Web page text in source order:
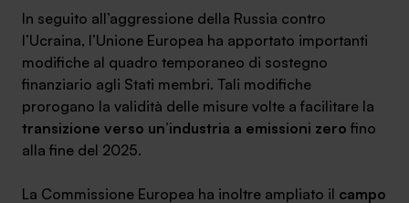
In seguito all’aggressione della Russia contro
l’Ucraina, l’Unione Europea ha apportato importanti
modifiche al quadro temporaneo di sostegno
finanziario agli Stati membri. Tali modifiche
prorogano la validità delle misure volte a facilitare la
transizione verso un’industria a emissioni zero fino
alla fine del 2025.
La Commissione Europea ha inoltre ampliato il campo